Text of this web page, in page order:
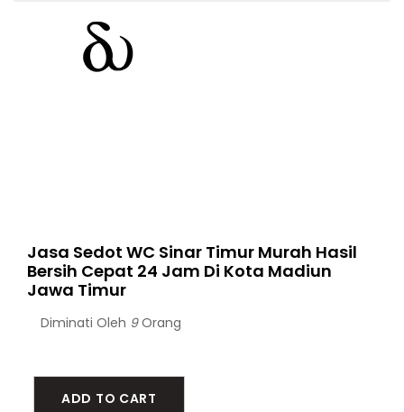
Jasa Sedot WC Sinar Timur Murah Hasil
Bersih Cepat 24 Jam Di Kota Madiun
Jawa Timur
Diminati Oleh 9Orang
ADD TO CART